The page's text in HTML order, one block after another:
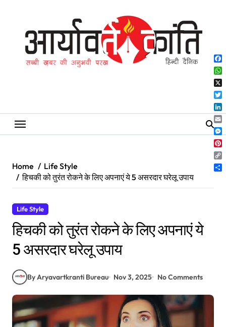
Home
Life Style
हिचकी को तुरंत रोकने के लिए अपनाएं ये 5 असरदार घरेलू उपाय
Life Style
हिचकी को तुरंत रोकने के लिए अपनाएं ये
5 असरदार घरेलू उपाय
By Aryavartkranti Bureau Nov 3, 2025 No Comments
X